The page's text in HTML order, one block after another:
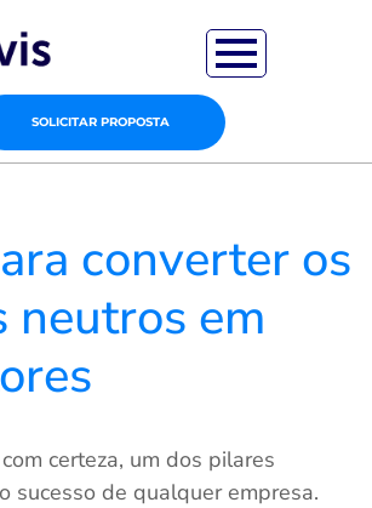
SOLICITAR PROPOSTA
converter os
neutros em
certeza, um dos pilares
sucesso de qualquer empresa.